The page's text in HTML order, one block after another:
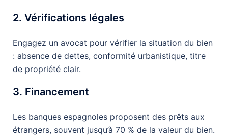
2. Vérifications légales
Engagez un avocat pour vérifier la situation du bien
: absence de dettes, conformité urbanistique, titre
de propriété clair.
3. Financement
Les banques espagnoles proposent des prêts aux
étrangers, souvent jusqu’à 70 % de la valeur du bien.